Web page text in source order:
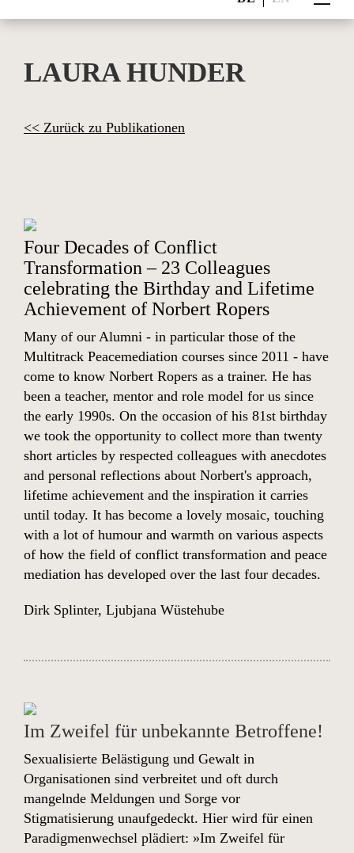
LAURA HUNDER
<< Zurück zu Publikationen
Four Decades of Conflict
Transformation – 23 Colleagues
celebrating the Birthday and Lifetime
Achievement of Norbert Ropers
Many of our Alumni - in particular those of the
Multitrack Peacemediation courses since 2011 - have
come to know Norbert Ropers as a trainer. He has
been a teacher, mentor and role model for us since
the early 1990s. On the occasion of his 81st birthday
we took the opportunity to collect more than twenty
short articles by respected colleagues with anecdotes
and personal reflections about Norbert's approach,
lifetime achievement and the inspiration it carries
until today. It has become a lovely mosaic, touching
with a lot of humour and warmth on various aspects
of how the field of conflict transformation and peace
mediation has developed over the last four decades.
Dirk Splinter, Ljubjana Wüstehube
Im Zweifel für unbekannte Betroffene!
Sexualisierte Belästigung und Gewalt in
Organisationen sind verbreitet und oft durch
mangelnde Meldungen und Sorge vor
Stigmatisierung unaufgedeckt. Hier wird für einen
Paradigmenwechsel plädiert: »Im Zweifel für